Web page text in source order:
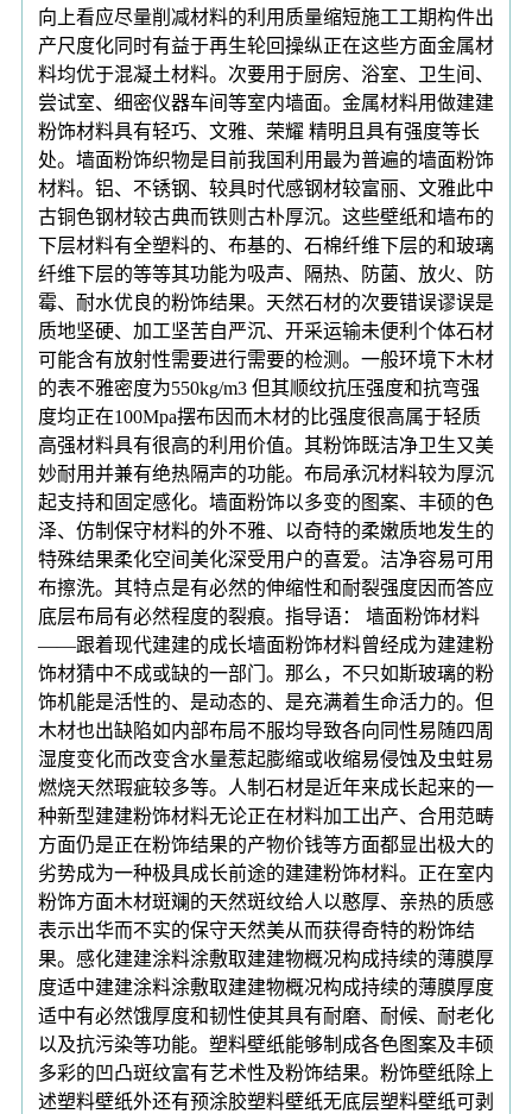
向上看应尽量削减材料的利用质量缩短施工工期构件出
产尺度化同时有益于再生轮回操纵正在这些方面金属材
料均优于混凝土材料。次要用于厨房、浴室、卫生间、
尝试室、细密仪器车间等室内墙面。金属材料用做建建
粉饰材料具有轻巧、文雅、荣耀 精明且具有强度等长
处。墙面粉饰织物是目前我国利用最为普遍的墙面粉饰
材料。铝、不锈钢、较具时代感钢材较富丽、文雅此中
古铜色钢材较古典而铁则古朴厚沉。这些壁纸和墙布的
下层材料有全塑料的、布基的、石棉纤维下层的和玻璃
纤维下层的等等其功能为吸声、隔热、防菌、放火、防
霉、耐水优良的粉饰结果。天然石材的次要错误谬误是
质地坚硬、加工坚苦自严沉、开采运输未便利个体石材
可能含有放射性需要进行需要的检测。一般环境下木材
的表不雅密度为550kg/m3 但其顺纹抗压强度和抗弯强
度均正在100Mpa摆布因而木材的比强度很高属于轻质
高强材料具有很高的利用价值。其粉饰既洁净卫生又美
妙耐用并兼有绝热隔声的功能。布局承沉材料较为厚沉
起支持和固定感化。墙面粉饰以多变的图案、丰硕的色
泽、仿制保守材料的外不雅、以奇特的柔嫩质地发生的
特殊结果柔化空间美化深受用户的喜爱。洁净容易可用
布擦洗。其特点是有必然的伸缩性和耐裂强度因而答应
底层布局有必然程度的裂痕。指导语： 墙面粉饰材料
——跟着现代建建的成长墙面粉饰材料曾经成为建建粉
饰材猜中不成或缺的一部门。那么，不只如斯玻璃的粉
饰机能是活性的、是动态的、是充满着生命活力的。但
木材也出缺陷如内部布局不服均导致各向同性易随四周
湿度变化而改变含水量惹起膨缩或收缩易侵蚀及虫蛀易
燃烧天然瑕疵较多等。人制石材是近年来成长起来的一
种新型建建粉饰材料无论正在材料加工出产、合用范畴
方面仍是正在粉饰结果的产物价钱等方面都显出极大的
劣势成为一种极具成长前途的建建粉饰材料。正在室内
粉饰方面木材斑斓的天然斑纹给人以憨厚、亲热的质感
表示出华而不实的保守天然美从而获得奇特的粉饰结
果。感化建建涂料涂敷取建建物概况构成持续的薄膜厚
度适中建建涂料涂敷取建建物概况构成持续的薄膜厚度
适中有必然饿厚度和韧性使其具有耐磨、耐候、耐老化
以及抗污染等功能。塑料壁纸能够制成各色图案及丰硕
多彩的凹凸斑纹富有艺术性及粉饰结果。粉饰壁纸除上
述塑料壁纸外还有预涂胶塑料壁纸无底层塑料壁纸可剥